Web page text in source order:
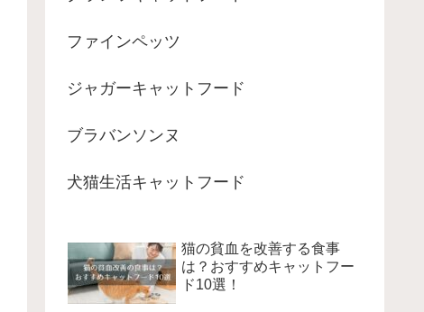
ファインペッツ
ジャガーキャットフード
ブラバンソンヌ
犬猫生活キャットフード
猫の貧血を改善する食事
は？おすすめキャットフー
ド10選！